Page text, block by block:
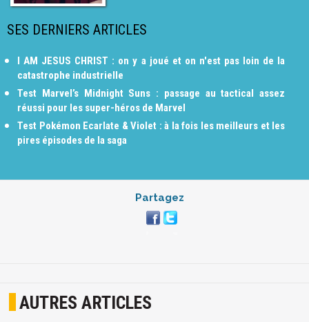
SES DERNIERS ARTICLES
I AM JESUS CHRIST : on y a joué et on n'est pas loin de la
catastrophe industrielle
Test Marvel’s Midnight Suns : passage au tactical assez
réussi pour les super-héros de Marvel
Test Pokémon Ecarlate & Violet : à la fois les meilleurs et les
pires épisodes de la saga
Partagez
AUTRES ARTICLES